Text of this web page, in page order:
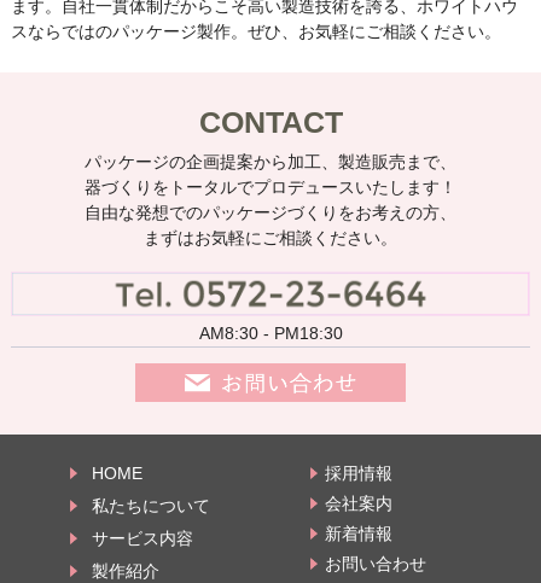
ます。自社一貫体制だからこそ高い製造技術を誇る、ホワイトハウ
スならではのパッケージ製作。ぜひ、お気軽にご相談ください。
CONTACT
パッケージの企画提案から加工、製造販売まで、
器づくりをトータルでプロデュースいたします！
自由な発想でのパッケージづくりをお考えの方、
まずはお気軽にご相談ください。
AM8:30 - PM18:30
HOME
私たちについて
サービス内容
製作紹介
採用情報
会社案内
新着情報
お問い合わせ